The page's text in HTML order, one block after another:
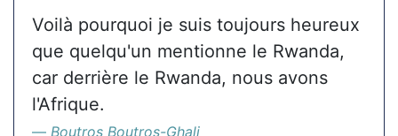
Voilà pourquoi je suis toujours heureux
que quelqu'un mentionne le Rwanda,
car derrière le Rwanda, nous avons
l'Afrique.
Boutros Boutros-Ghali